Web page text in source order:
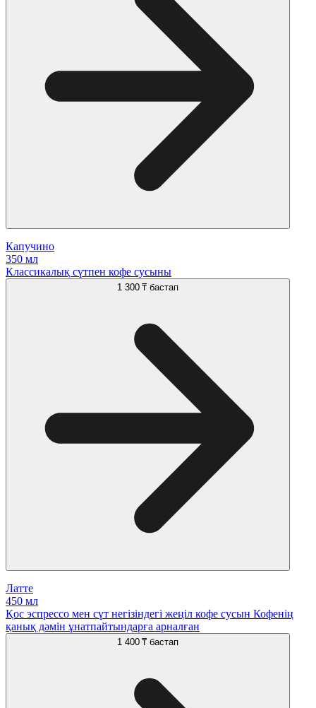
Капучино
350 мл
Классикалық сүтпен кофе сусыны
1 300 ₸ бастап
Латте
450 мл
Қос эспрессо мен сүт негізіндегі жеңіл кофе сусын Кофенің
қанық дәмін ұнатпайтындарға арналған
1 400 ₸ бастап